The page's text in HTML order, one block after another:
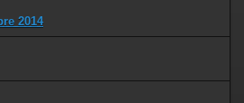
2014